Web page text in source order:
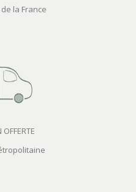
la France